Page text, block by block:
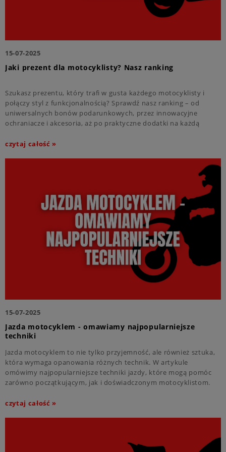
Jaki prezent dla motocyklisty? Nasz ranking
15-07-2025
Szukasz prezentu, który trafi w gusta każdego motocyklisty i
połączy styl z funkcjonalnością? Sprawdź nasz ranking – od
uniwersalnych bonów podarunkowych, przez innowacyjne
ochraniacze i akcesoria, aż po praktyczne dodatki na każdą
czytaj całość »
Jazda motocyklem - omawiamy najpopularniejsze
techniki
15-07-2025
Jazda motocyklem to nie tylko przyjemność, ale również sztuka,
która wymaga opanowania różnych technik. W artykule
omówimy najpopularniejsze techniki jazdy, które mogą pomóc
zarówno początkującym, jak i doświadczonym motocyklistom.
więcej radości z jazdy!
czytaj całość »